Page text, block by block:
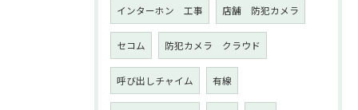
インターホン 工事 店舗 防犯カメラ
セコム 防犯カメラ クラウド
呼び出しチャイム 有線